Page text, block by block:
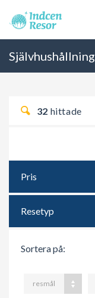
Självhushållning
32 hittade
Pris
Resetyp
Sortera på:
resmål